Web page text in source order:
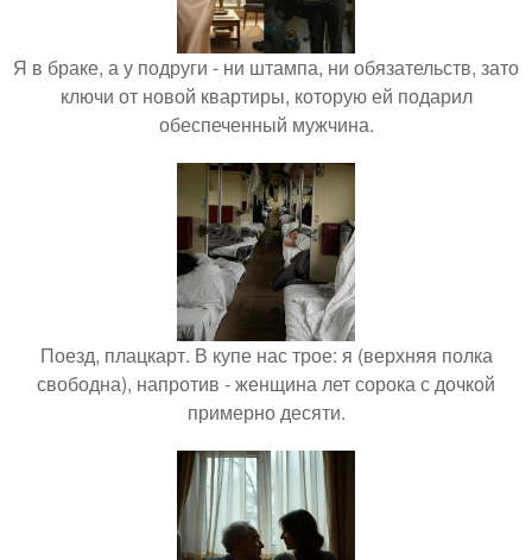
Я в браке, а у подруги - ни штампа, ни обязательств, зато
ключи от новой квартиры, которую ей подарил
обеспеченный мужчина.
Поезд, плацкарт. В купе нас трое: я (верхняя полка
свободна), напротив - женщина лет сорока с дочкой
примерно десяти.